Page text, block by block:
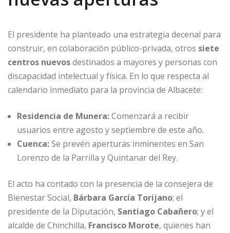
El presidente ha planteado una estrategia decenal para
construir, en colaboración público-privada, otros siete
centros nuevosdestinados a mayores y personas con
discapacidad intelectual y física. En lo que respecta al
calendario inmediato para la provincia de Albacete:
Residencia de Munera:Comenzará a recibir
usuarios entre agosto y septiembre de este año.
Cuenca:Se prevén aperturas inminentes en San
Lorenzo de la Parrilla y Quintanar del Rey.
El acto ha contado con la presencia de la consejera de
Bienestar Social, Bárbara García Torijano; el
presidente de la Diputación, Santiago Cabañero; y el
alcalde de Chinchilla, Francisco Morote, quienes han